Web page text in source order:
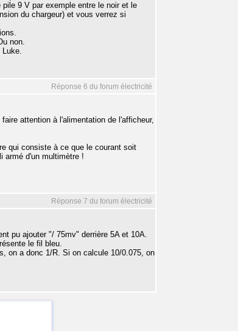
9 V par exemple entre le noir et le
du chargeur) et vous verrez si
non.
Luke.
Réponse 6 du forum électricité
attention à l'alimentation de l'afficheur,
qui consiste à ce que le courant soit
armé d'un multimètre !
Réponse 7 du forum électricité
pu ajouter "/ 75mv" derrière 5A et 10A.
le fil bleu.
on a donc 1/R. Si on calcule 10/0.075, on